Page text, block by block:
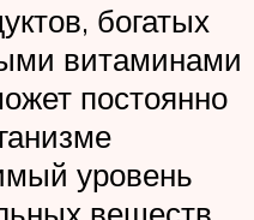
богатых
витаминами
постоянно
уровень